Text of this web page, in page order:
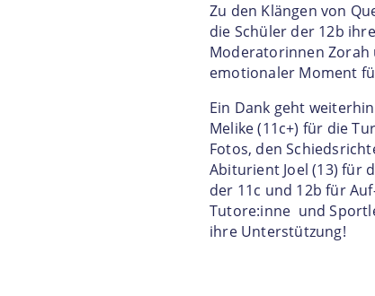
Zu den Klängen von
die Schüler der 12b
Moderatorinnen Zorah
emotionaler Moment
Ein Dank geht
Melike (11c+) für die
Fotos, den
Abiturient Joel (13) für
der 11c und 12b für
Tutore:inne und
ihre Unterstützung!